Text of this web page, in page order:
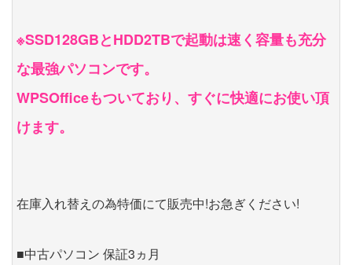
※SSD128GBとHDD2TBで起動は速く容量も充分
な最強パソコンです。
WPSOfficeもついており、すぐに快適にお使い頂
けます。
在庫入れ替えの為特価にて販売中!お急ぎください!
■中古パソコン 保証3ヵ月